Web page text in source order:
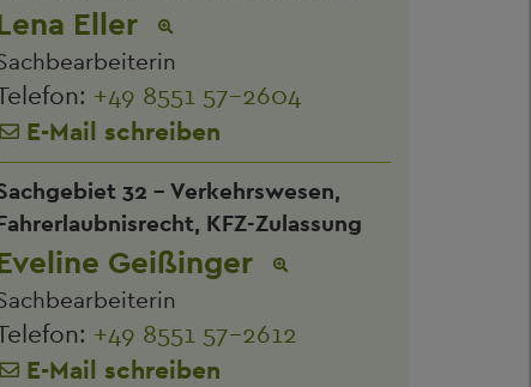
Eller
+49 8551 57-2604
E-Mail schreiben
32 - Verkehrswesen,
KFZ-Zulassung
Geißinger
+49 8551 57-2612
E-Mail schreiben